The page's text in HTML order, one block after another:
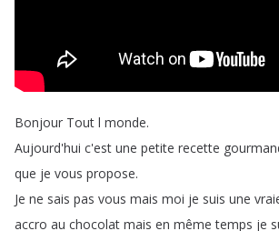
Bonjour Tout l monde.
Aujourd'hui c'est une petite recette
que je vous propose.
Je ne sais pas vous mais moi je suis une
accro au chocolat mais en même temps je